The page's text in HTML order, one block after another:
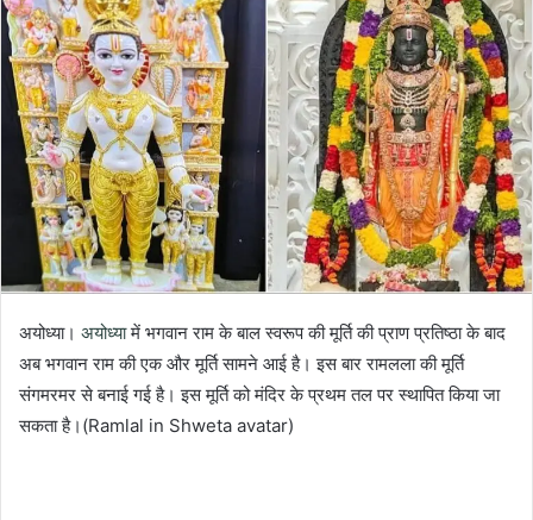
अयोध्या। अयोध्यामें भगवान राम के बाल स्वरूप की मूर्ति की प्राण प्रतिष्ठा के बाद
अब भगवान राम की एक और मूर्ति सामने आई है। इस बार रामलला की मूर्ति
संगमरमर से बनाई गई है। इस मूर्ति को मंदिर के प्रथम तल पर स्थापित किया जा
सकता है।(Ramlal in Shweta avatar)